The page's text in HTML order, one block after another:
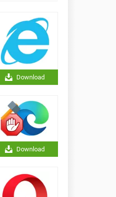
Download
Download